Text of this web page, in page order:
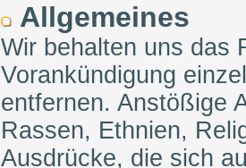
Allgemeines
Wir behalten uns das
Vorankündigung
entfernen. Anstößige
Rassen, Ethnien,
Ausdrücke, die sich